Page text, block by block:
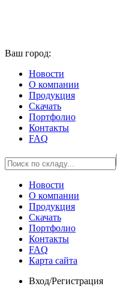
Ваш город:
Новости
О компании
Продукция
Скачать
Портфолио
Контакты
FAQ
Новости
О компании
Продукция
Скачать
Портфолио
Контакты
FAQ
Карта сайта
Вход/Регистрация